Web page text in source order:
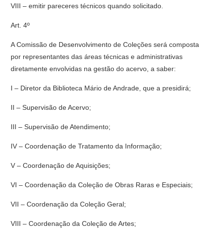
VIII – emitir pareceres técnicos quando solicitado.
Art. 4º
A Comissão de Desenvolvimento de Coleções será composta
por representantes das áreas técnicas e administrativas
diretamente envolvidas na gestão do acervo, a saber:
I – Diretor da Biblioteca Mário de Andrade, que a presidirá;
II – Supervisão de Acervo;
III – Supervisão de Atendimento;
IV – Coordenação de Tratamento da Informação;
V – Coordenação de Aquisições;
VI – Coordenação da Coleção de Obras Raras e Especiais;
VII – Coordenação da Coleção Geral;
VIII – Coordenação da Coleção de Artes;